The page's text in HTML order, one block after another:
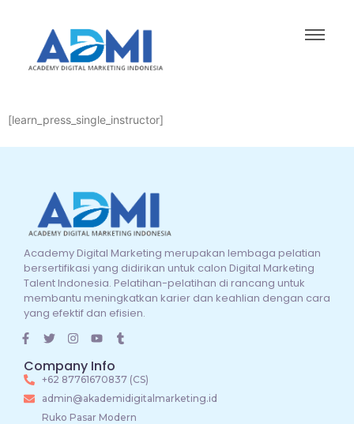
[learn_press_single_instructor]
Academy Digital Marketing merupakan lembaga pelatian
bersertifikasi yang didirikan untuk calon Digital Marketing
Talent Indonesia. Pelatihan-pelatihan di rancang untuk
membantu meningkatkan karier dan keahlian dengan cara
yang efektif dan efisien.
Company Info
+62 87761670837 (CS)
admin@akademidigitalmarketing.id
Ruko Pasar Modern